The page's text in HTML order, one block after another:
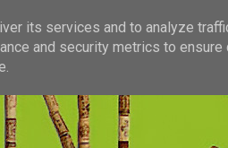
its services and to analyze
and security metrics to